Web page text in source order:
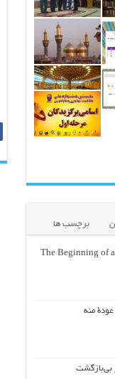
برچسب ها
The Beginning of
عودة منه
بی‌بازگشت